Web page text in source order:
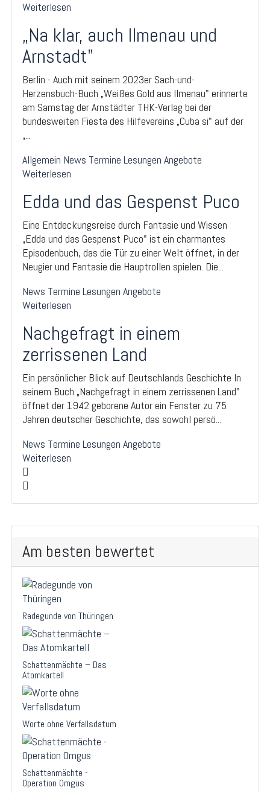
Weiterlesen
„Na klar, auch Ilmenau und
Arnstadt"
Berlin - Auch mit seinem 2023er Sach-und-
Herzensbuch-Buch „Weißes Gold aus Ilmenau" erinnerte
am Samstag der Arnstädter THK-Verlag bei der
bundesweiten Fiesta des Hilfevereins „Cuba si" auf der
„...
Allgemein News Termine Lesungen Angebote
Weiterlesen
Edda und das Gespenst Puco
Eine Entdeckungsreise durch Fantasie und Wissen
„Edda und das Gespenst Puco" ist ein charmantes
Episodenbuch, das die Tür zu einer Welt öffnet, in der
Neugier und Fantasie die Hauptrollen spielen. Die...
News Termine Lesungen Angebote
Weiterlesen
Nachgefragt in einem
zerrissenen Land
Ein persönlicher Blick auf Deutschlands Geschichte In
seinem Buch „Nachgefragt in einem zerrissenen Land"
öffnet der 1942 geborene Autor ein Fenster zu 75
Jahren deutscher Geschichte, das sowohl persö...
News Termine Lesungen Angebote
Weiterlesen
Am besten bewertet
Radegunde von Thüringen
Schattenmächte – Das
Atomkartell
Worte ohne Verfallsdatum
Schattenmächte -
Operation Omgus